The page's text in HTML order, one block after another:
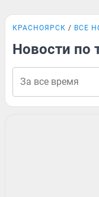
КРАСНОЯРСК ВСЕ
Новости по